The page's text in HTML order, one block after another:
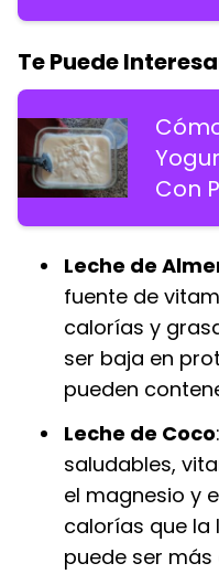
Te Puede
Con
Leche de
fuente de
calorías y
ser baja en
pueden
Leche de Coco
saludables,
el magnesio y
calorías que la
puede ser